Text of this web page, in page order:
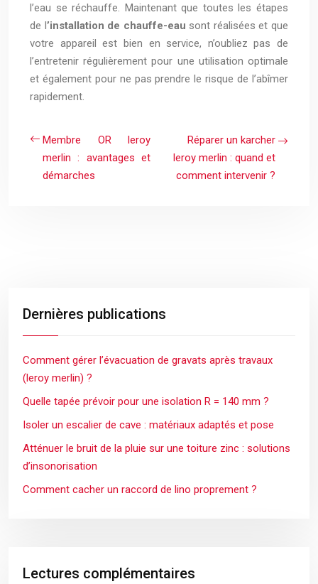
l’eau se réchauffe. Maintenant que toutes les étapes
de l’installation de chauffe-eau sont réalisées et que
votre appareil est bien en service, n’oubliez pas de
l’entretenir régulièrement pour une utilisation optimale
et également pour ne pas prendre le risque de l’abîmer
rapidement.
Membre OR leroy
merlin : avantages et
démarches
Réparer un karcher
leroy merlin : quand et
comment intervenir ?
Dernières publications
Comment gérer l’évacuation de gravats après travaux
(leroy merlin) ?
Quelle tapée prévoir pour une isolation R = 140 mm ?
Isoler un escalier de cave : matériaux adaptés et pose
Atténuer le bruit de la pluie sur une toiture zinc : solutions
d’insonorisation
Comment cacher un raccord de lino proprement ?
Lectures complémentaires